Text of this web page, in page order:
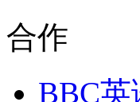
合作
BBC